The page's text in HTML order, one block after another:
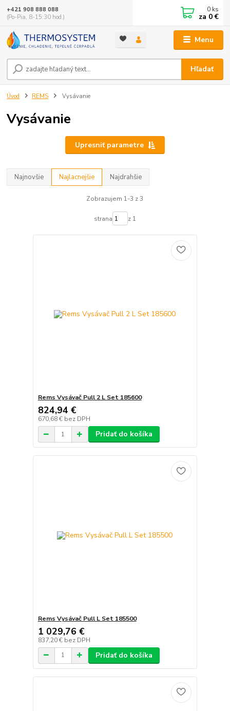
Menu
Hľadať
+421 908 888 088
(Po-Pia, 8-15:30 hod.)
0 ks
za 0 €
Úvod REMS Vysávanie
Vysávanie
Upresniť parametre
Najnovšie Najlacnejšie Najdrahšie
Zobrazujem 1-3 z 3
strana z 1
Rems Vysávač Pull 2 L Set 185600
824,94 €
670,68 € bez DPH
Pridať do košíka
Rems Vysávač Pull L Set 185500
1 029,76 €
837,20 € bez DPH
Pridať do košíka